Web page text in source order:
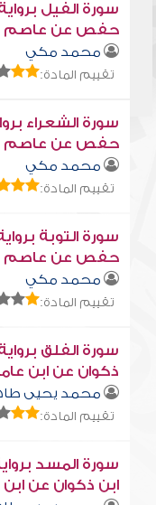
سورة الفيل
حفص عن عاصم
محمد مكي
تقييم المادة:
سورة الشعراء
حفص عن عاصم
محمد مكي
تقييم المادة:
سورة التوبة
حفص عن عاصم
محمد مكي
تقييم المادة:
سورة الفلق
ذكوان عن ابن
محمد يحيى
تقييم المادة:
سورة المسد
ابن ذكوان عن ابن